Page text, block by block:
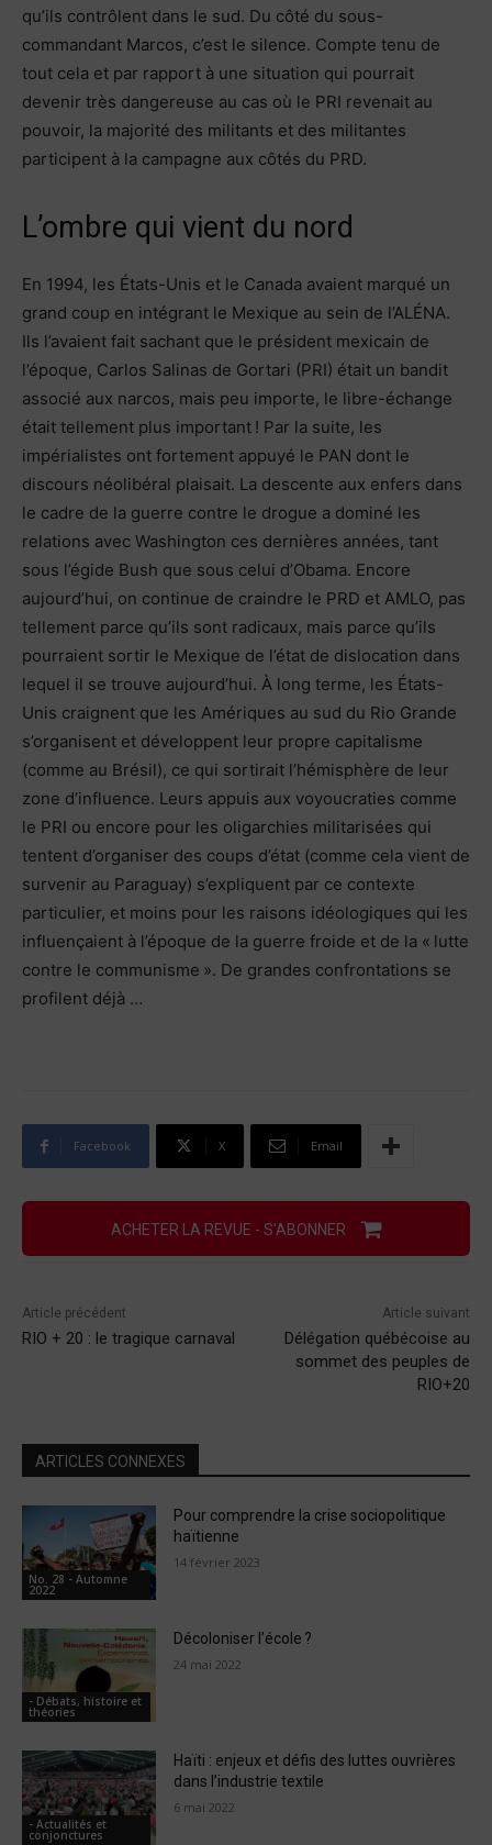
qu’ils contrôlent dans le sud. Du côté du sous-
commandant Marcos, c’est le silence. Compte tenu de
tout cela et par rapport à une situation qui pourrait
devenir très dangereuse au cas où le PRI revenait au
pouvoir, la majorité des militants et des militantes
participent à la campagne aux côtés du PRD.
L’ombre qui vient du nord
En 1994, les États-Unis et le Canada avaient marqué un
grand coup en intégrant le Mexique au sein de l’ALÉNA.
Ils l’avaient fait sachant que le président mexicain de
l’époque, Carlos Salinas de Gortari (PRI) était un bandit
associé aux narcos, mais peu importe, le libre-échange
était tellement plus important ! Par la suite, les
impérialistes ont fortement appuyé le PAN dont le
discours néolibéral plaisait. La descente aux enfers dans
le cadre de la guerre contre le drogue a dominé les
relations avec Washington ces dernières années, tant
sous l’égide Bush que sous celui d’Obama. Encore
aujourd’hui, on continue de craindre le PRD et AMLO, pas
tellement parce qu’ils sont radicaux, mais parce qu’ils
pourraient sortir le Mexique de l’état de dislocation dans
lequel il se trouve aujourd’hui. À long terme, les États-
Unis craignent que les Amériques au sud du Rio Grande
s’organisent et développent leur propre capitalisme
(comme au Brésil), ce qui sortirait l’hémisphère de leur
zone d’influence. Leurs appuis aux voyoucraties comme
le PRI ou encore pour les oligarchies militarisées qui
tentent d’organiser des coups d’état (comme cela vient de
survenir au Paraguay) s’expliquent par ce contexte
particulier, et moins pour les raisons idéologiques qui les
influençaient à l’époque de la guerre froide et de la « lutte
contre le communisme ». De grandes confrontations se
profilent déjà …
Facebook X Email
ACHETER LA REVUE - S'ABONNER
Article précédent
RIO + 20 : le tragique carnaval
Article suivant
Délégation québécoise au
sommet des peuples de
RIO+20
ARTICLES CONNEXES
No. 28 - Automne
2022
Pour comprendre la crise sociopolitique
haïtienne
14 février 2023
- Débats, histoire et
théories
Décoloniser l’école ?
24 mai 2022
- Actualités et
conjonctures
Haïti : enjeux et défis des luttes ouvrières
dans l’industrie textile
6 mai 2022